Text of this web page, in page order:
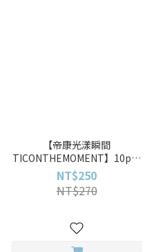
【帝康光漾瞬間
TICONTHEMOMENT】10pcs
極光冰灰 Glacier Glow彩色日
拋
NT$250
NT$270